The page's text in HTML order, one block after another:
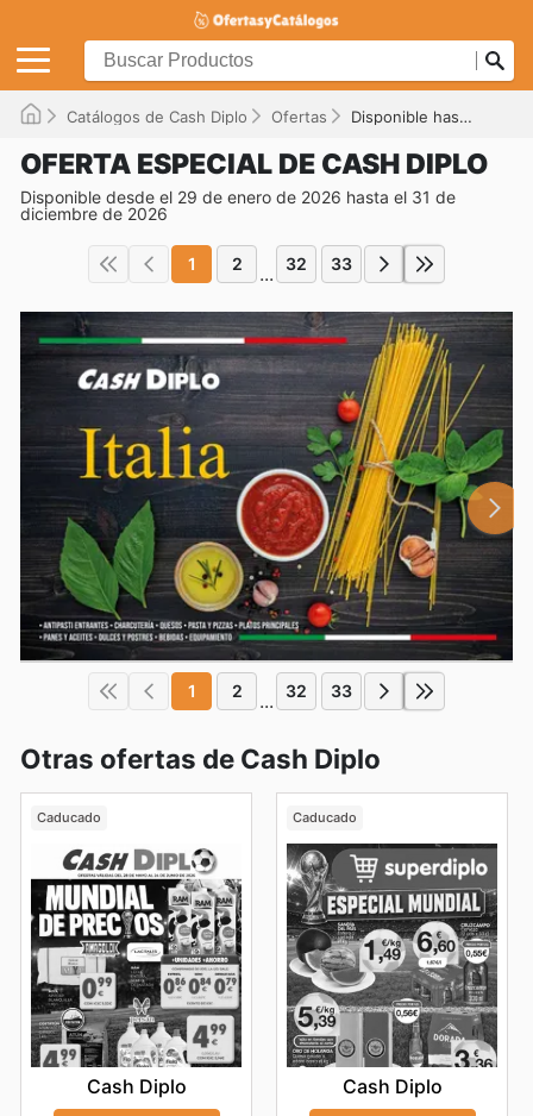
Catálogos de Cash Diplo Ofertas Disponible hasta el 31/12/2026
OFERTA ESPECIAL DE CASH DIPLO
Disponible desde el 29 de enero de 2026 hasta el 31 de
diciembre de 2026
1 2 ... 32 33
1 2 ... 32 33
Otras ofertas de Cash Diplo
Caducado
Cash Diplo
Caducado
Cash Diplo